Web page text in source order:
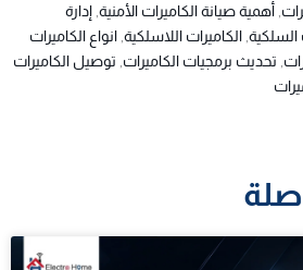
أهمية صيانة الكاميرات الأمنية إدارة
السلكية الكاميرات اللاسلكية انواع الكاميرات
تحديث برمجيات الكاميرات توصيل الكاميرات